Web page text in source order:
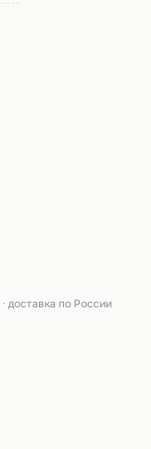
· доставка по России